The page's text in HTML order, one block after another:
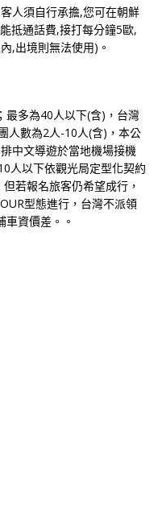
人須自行承擔,您可在朝鮮
抵通話費,接打每分鐘5歐,
,出境則無法使用)。
最多為40人以下(含)，台灣
人數為2人-10人(含)，本公
中文導遊於當地機場接機
人以下依觀光局定型化契約
若報名旅客仍希望成行，
型態進行，台灣不派領
資價差。。